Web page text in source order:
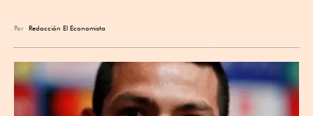
Por Redacción El Economista